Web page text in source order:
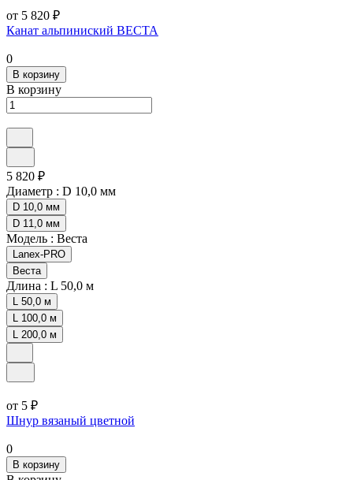
от 5 820 ₽
Канат альпиниский ВЕСТА
0
В корзину
В корзину
5 820 ₽
Диаметр : D 10,0 мм
D 10,0 мм
D 11,0 мм
Модель : Веста
Lanex-PRO
Веста
Длина : L 50,0 м
L 50,0 м
L 100,0 м
L 200,0 м
от 5 ₽
Шнур вязаный цветной
0
В корзину